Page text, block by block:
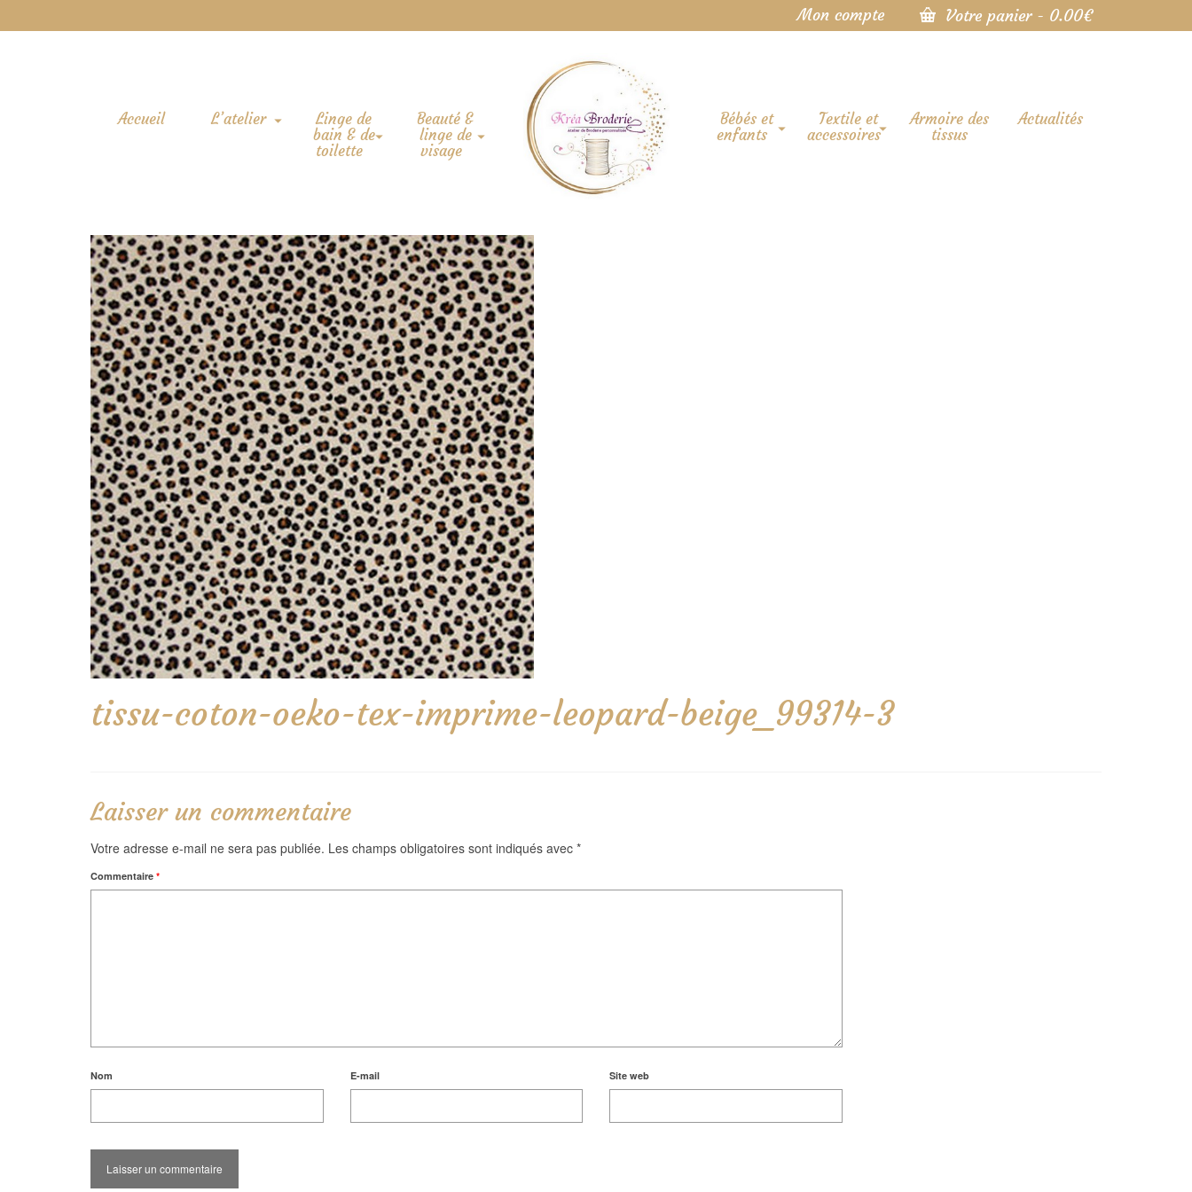
Mon compte Votre panier - 0.00€
Accueil L’atelier
Linge de
bain & de
toilette
Beauté &
linge de
visage
Bébés et
enfants
Textile et
accessoires
Armoire des
tissus
Actualités
tissu-coton-oeko-tex-imprime-leopard-beige_99314-3
Laisser un commentaire
Votre adresse e-mail ne sera pas publiée. Les champs obligatoires sont indiqués avec *
Commentaire *
Nom E-mail Site web